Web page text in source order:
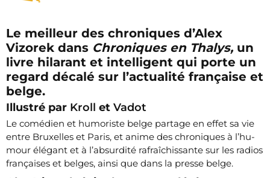
Le meilleur des chroniques d’Alex
Vizorek dans Chroniques en Thalys, un
livre hilarant et intelligent qui porte un
regard décalé sur l’actualité française et
belge.
Illustré par Kroll et Vadot
Le comédien et humoriste belge partage en effet sa vie
entre Bruxelles et Paris, et anime des chroniques à l’hu­
mour élégant et à l’absurdité rafraîchissante sur les radios
françaises et belges, ainsi que dans la presse belge.